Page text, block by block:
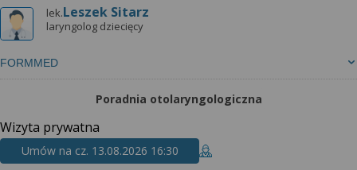
lek.Leszek Sitarz
laryngolog dziecięcy
FORMMED
Poradnia otolaryngologiczna
Wizyta prywatna
Umów na cz. 13.08.2026 16:30